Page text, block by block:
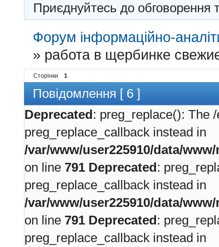
Приєднуйтесь до обговорення
Форум інформаційно-
» работа в щербинке
Сторінки 1
Повідомлення [ 6 ]
Deprecated: preg_replace(): The
preg_replace_callback instead in
/var/www/user225910/data/
on line 791 Deprecated:
preg_replace_callback instead in
/var/www/user225910/data/
on line 791 Deprecated:
preg_replace_callback instead in